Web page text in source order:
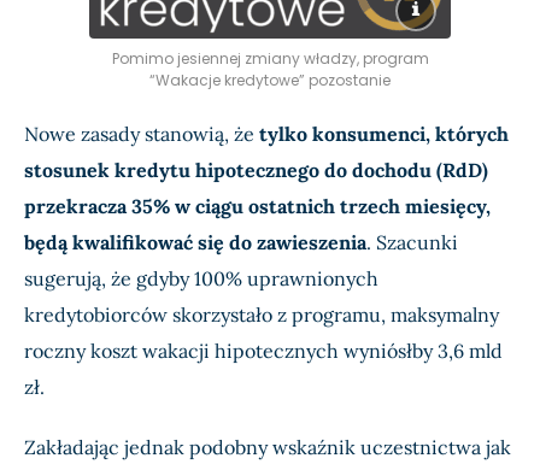
Pomimo jesiennej zmiany władzy, program
“Wakacje kredytowe” pozostanie
Nowe zasady stanowią, że tylko konsumenci, których
stosunek kredytu hipotecznego do dochodu (RdD)
przekracza 35% w ciągu ostatnich trzech miesięcy,
będą kwalifikować się do zawieszenia. Szacunki
sugerują, że gdyby 100% uprawnionych
kredytobiorców skorzystało z programu, maksymalny
roczny koszt wakacji hipotecznych wyniósłby 3,6 mld
zł.
Zakładając jednak podobny wskaźnik uczestnictwa jak